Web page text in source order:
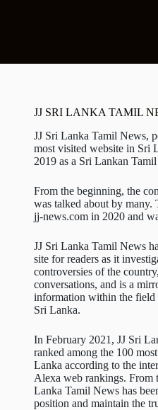
JJ SRI LANKA TAMIL
JJ Sri Lanka Tamil News,
most visited website in Sri
2019 as a Sri Lankan
From the beginning, the
was talked about by many.
jj-news.com in 2020 and
JJ Sri Lanka Tamil News
site for readers as it
controversies of the
conversations, and is a
information within the field
Sri Lanka.
In February 2021, JJ Sri
ranked among the 100
Lanka according to the
Alexa web rankings. From
Lanka Tamil News has
position and maintain the